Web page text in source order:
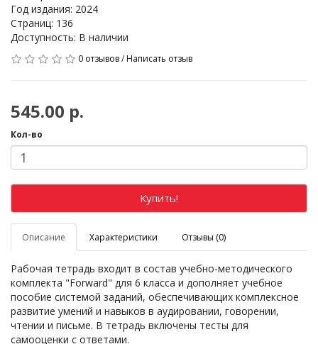
Год издания: 2024
Страниц: 136
Доступность: В наличии
0 отзывов/Написать отзыв
545.00 р.
Кол-во
Купить!
Описание Характеристики Отзывы (0)
Рабочая тетрадь входит в состав учебно-методического
комплекта "Forward" для 6 класса и дополняет учебное
пособие системой заданий, обеспечивающих комплексное
развитие умений и навыков в аудировании, говорении,
чтении и письме. В тетрадь включены тесты для
самооценки с ответами.